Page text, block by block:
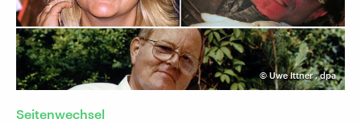
©Uwe Ittner,dpa
Seitenwechsel